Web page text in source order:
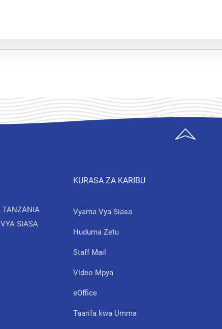
TANZANIA
SIASA
KURASA ZA KARIBU
Vyama Vya Siasa
Huduma Zetu
Staff Mail
Video Mpya
eOffice
Taarifa kwa Umma